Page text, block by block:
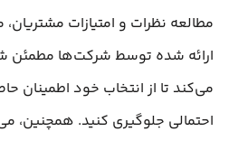
مطالعه نظرات و امتیازات
ارائه شده توسط شرکت‌ها مطمئن
می‌کند تا از انتخاب خود اطمینان
احتمالی جلوگیری کنید. همچنین،